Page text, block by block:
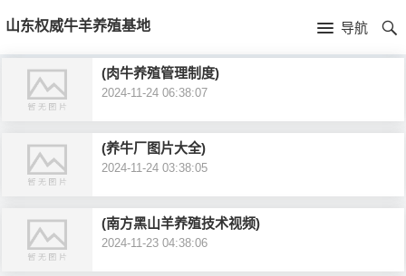
山东权威牛羊养殖基地 导航
首
(肉牛养殖管理制度)
2024-11-24 06:38:07
(养牛厂图片大全)
2024-11-24 03:38:05
(南方黑山羊养殖技术视频)
2024-11-23 04:38:06